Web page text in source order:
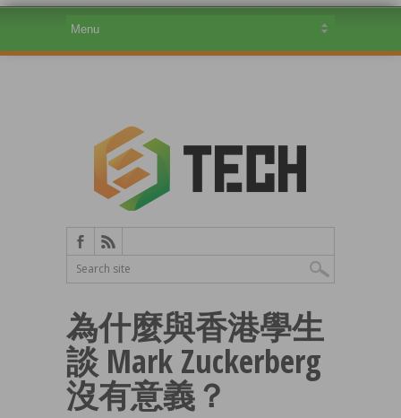
為什麼與香港學生
談 Mark Zuckerberg
沒有意義？